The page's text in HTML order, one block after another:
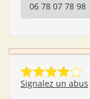
06 78 07 78 98
Signalez un abus